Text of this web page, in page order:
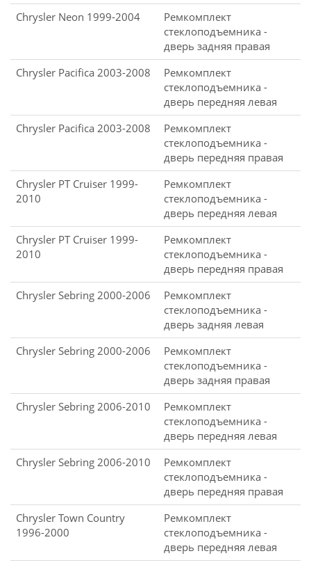
Chrysler Neon 1999-2004
Ремкомплект
стеклоподъемника -
дверь задняя правая
Chrysler Pacifica 2003-2008
Ремкомплект
стеклоподъемника -
дверь передняя левая
Chrysler Pacifica 2003-2008
Ремкомплект
стеклоподъемника -
дверь передняя правая
Chrysler PT Cruiser 1999-
2010
Ремкомплект
стеклоподъемника -
дверь передняя левая
Chrysler PT Cruiser 1999-
2010
Ремкомплект
стеклоподъемника -
дверь передняя правая
Chrysler Sebring 2000-2006
Ремкомплект
стеклоподъемника -
дверь задняя левая
Chrysler Sebring 2000-2006
Ремкомплект
стеклоподъемника -
дверь задняя правая
Chrysler Sebring 2006-2010
Ремкомплект
стеклоподъемника -
дверь передняя левая
Chrysler Sebring 2006-2010
Ремкомплект
стеклоподъемника -
дверь передняя правая
Chrysler Town Country
1996-2000
Ремкомплект
стеклоподъемника -
дверь передняя левая